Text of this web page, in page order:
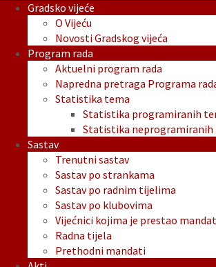
Gradsko vijeće
O Vijeću
Novosti Gradskog vijeća
Program rada
Aktuelni program rada
Napredna pretraga Programa
Statistika tema
Statistika programiranih
Statistika neprogramiranih
Sastav
Trenutni sastav
Sastav po strankama
Sastav po radnim tijelima
Sastav po klubovima
Vijećnici kojima je prestao mandat
Radna tijela
Prethodni mandati